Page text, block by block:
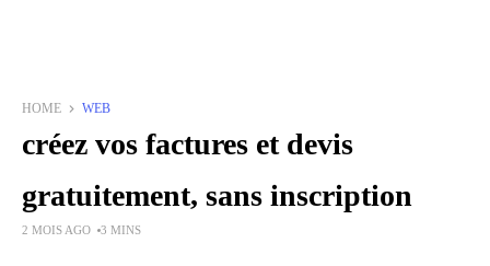
HOME WEB
créez vos factures et devis
gratuitement, sans inscription
2 MOIS AGO 3 MINS